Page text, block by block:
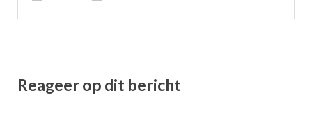
Reageer op dit bericht